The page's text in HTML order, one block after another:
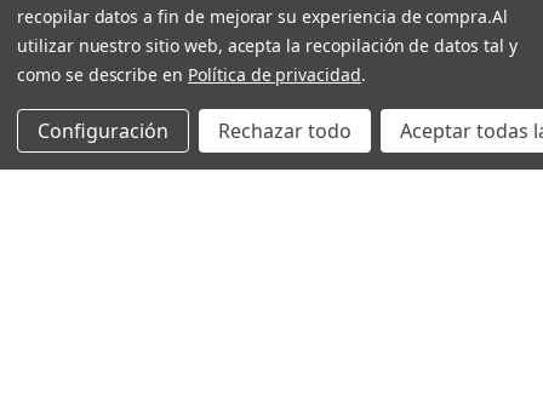
recopilar datos a fin de mejorar su experiencia de compra.Al
utilizar nuestro sitio web, acepta la recopilación de datos tal y
como se describe en Política de privacidad.
Configuración Rechazar todo Aceptar todas